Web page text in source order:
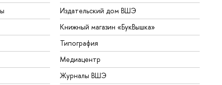
Издательский дом ВШЭ
Книжный магазин «БукВышка»
Типография
Медиацентр
Журналы ВШЭ